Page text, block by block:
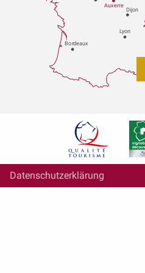
Dijon
Bordeaux
Lyon
Auxerre
Datenschutzerklärung